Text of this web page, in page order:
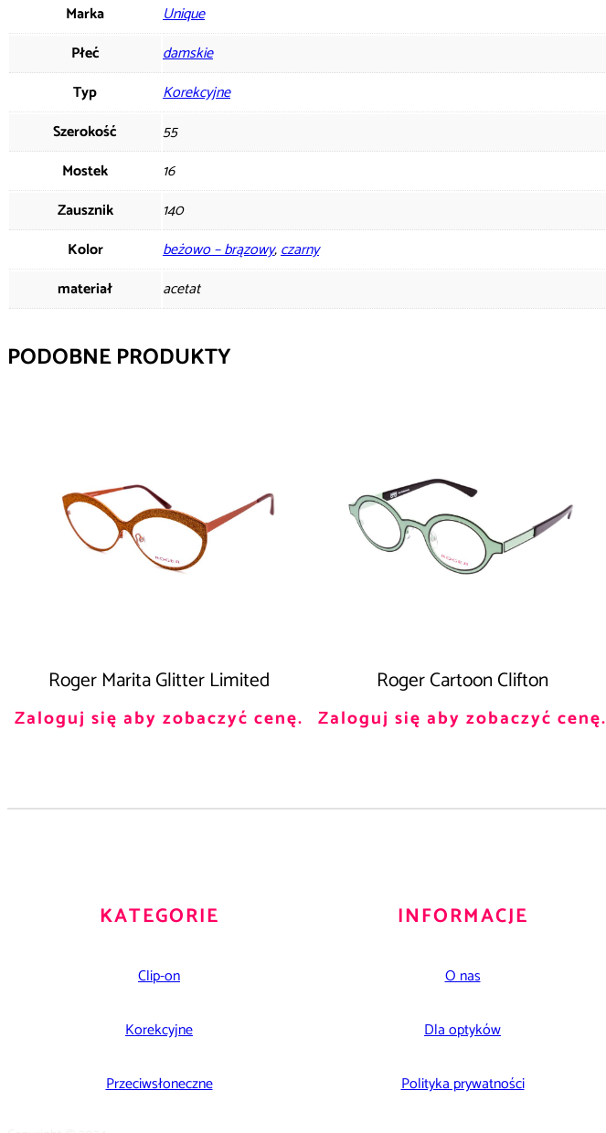
Marka
Unique
Płeć
damskie
Typ
Korekcyjne
Szerokość
55
Mostek
16
Zausznik
140
Kolor
beżowo – brązowy,czarny
materiał
acetat
PODOBNE PRODUKTY
Roger Marita Glitter Limited
Zaloguj się aby zobaczyć cenę.
Roger Cartoon Clifton
Zaloguj się aby zobaczyć cenę.
KATEGORIE
Clip-on
Korekcyjne
Przeciwsłoneczne
INFORMACJE
O nas
Dla optyków
Polityka prywatności